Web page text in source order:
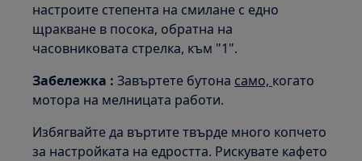
настроите степента на смилане с едно
щракване в посока, обратна на
часовниковата стрелка, към "1".
Забележка : Завъртете бутона само, когато
мотора на мелницата работи.
Избягвайте да въртите твърде много копчето
за настройката на едростта. Рискувате кафето